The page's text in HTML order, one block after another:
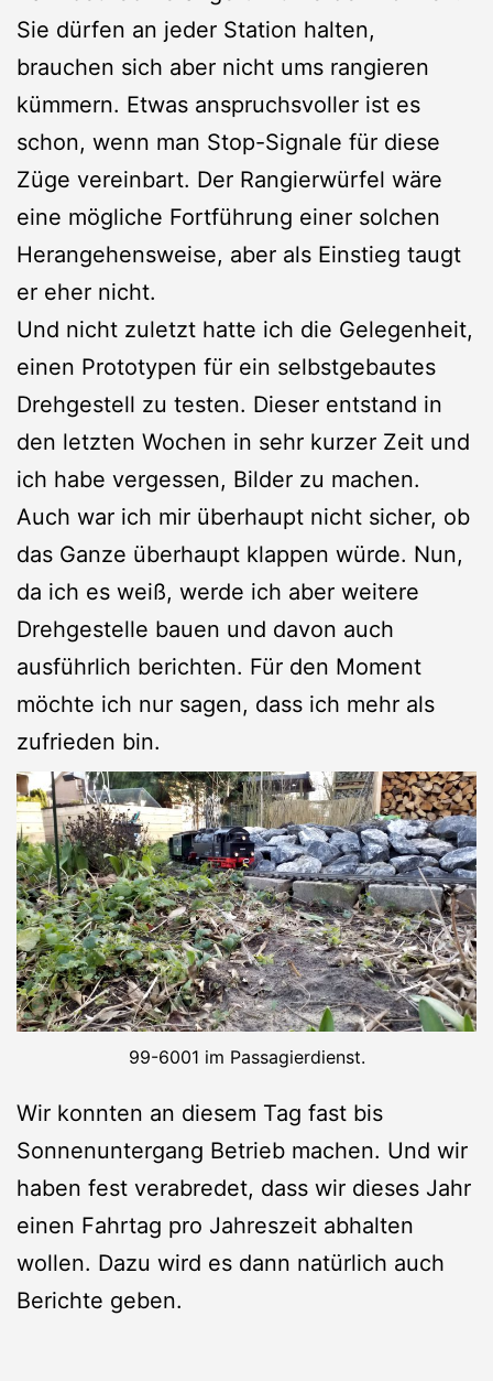
Sie dürfen an jeder Station halten,
brauchen sich aber nicht ums rangieren
kümmern. Etwas anspruchsvoller ist es
schon, wenn man Stop-Signale für diese
Züge vereinbart. Der Rangierwürfel wäre
eine mögliche Fortführung einer solchen
Herangehensweise, aber als Einstieg taugt
er eher nicht.
Und nicht zuletzt hatte ich die Gelegenheit,
einen Prototypen für ein selbstgebautes
Drehgestell zu testen. Dieser entstand in
den letzten Wochen in sehr kurzer Zeit und
ich habe vergessen, Bilder zu machen.
Auch war ich mir überhaupt nicht sicher, ob
das Ganze überhaupt klappen würde. Nun,
da ich es weiß, werde ich aber weitere
Drehgestelle bauen und davon auch
ausführlich berichten. Für den Moment
möchte ich nur sagen, dass ich mehr als
zufrieden bin.
99-6001 im Passagierdienst.
Wir konnten an diesem Tag fast bis
Sonnenuntergang Betrieb machen. Und wir
haben fest verabredet, dass wir dieses Jahr
einen Fahrtag pro Jahreszeit abhalten
wollen. Dazu wird es dann natürlich auch
Berichte geben.